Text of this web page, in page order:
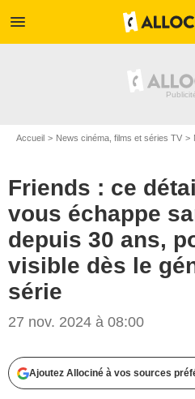
menu
Accueil News cinéma, films et séries TV
Friends : ce
vous échappe
depuis 30 ans,
visible dès le
série
27 nov. 2024 à 08:00
Ajoutez Allociné à vos sources